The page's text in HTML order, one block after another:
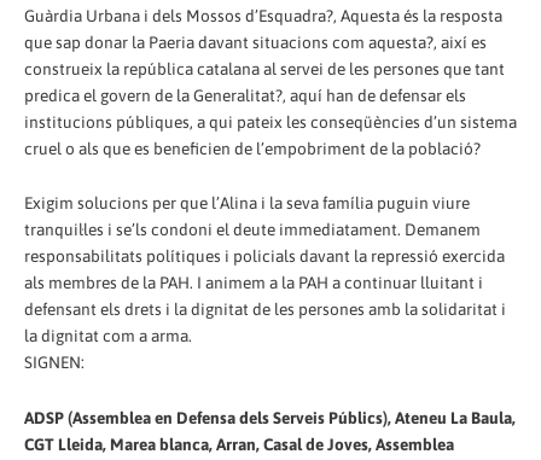
Guàrdia Urbana i dels Mossos d’Esquadra?, Aquesta és la resposta
que sap donar la Paeria davant situacions com aquesta?, així es
construeix la república catalana al servei de les persones que tant
predica el govern de la Generalitat?, aquí han de defensar els
institucions públiques, a qui pateix les conseqüències d’un sistema
cruel o als que es beneficien de l’empobriment de la població?
Exigim solucions per que l’Alina i la seva família puguin viure
tranquil·les i se’ls condoni el deute immediatament. Demanem
responsabilitats polítiques i policials davant la repressió exercida
als membres de la PAH. I animem a la PAH a continuar lluitant i
defensant els drets i la dignitat de les persones amb la solidaritat i
la dignitat com a arma.
SIGNEN:
ADSP (Assemblea en Defensa dels Serveis Públics), Ateneu La Baula,
CGT Lleida, Marea blanca, Arran, Casal de Joves, Assemblea